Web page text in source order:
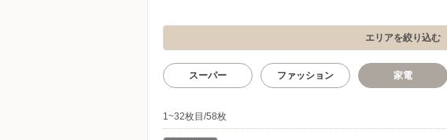
エリアを絞り込む
スーパー ファッション 家電
1~32枚目/58枚